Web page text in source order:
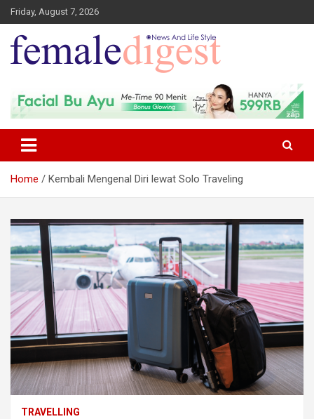
Friday, August 7, 2026
Female Digest
Home Kembali Mengenal Diri lewat Solo Traveling
TRAVELLING